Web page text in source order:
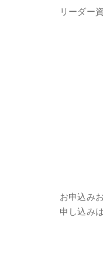
リーダー
お申込み
申し込みは